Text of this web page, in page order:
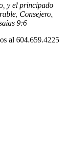
y el principado
Consejero,
9:6
al 604.659.4225